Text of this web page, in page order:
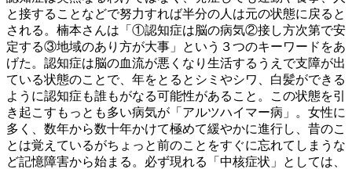
と接することなどで努力すれば半分の人は元の状態に戻ると
される。楠本さんは「①認知症は脳の病気②接し方次第で安
定する③地域のあり方が大事」という３つのキーワードをあ
げた。認知症は脳の血流が悪くなり生活するうえで支障が出
ている状態のことで、年をとるとシミやシワ、白髪ができる
ように認知症も誰もがなる可能性があること。この状態を引
き起こすもっとも多い病気が「アルツハイマー病」。女性に
多く、数年から数十年かけて極めて緩やかに進行し、昔のこ
とは覚えているがちょっと前のことをすぐに忘れてしまうな
ど記憶障害から始まる。必ず現れる「中核症状」としては、